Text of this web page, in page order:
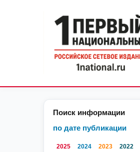
Поиск информации
по дате публикации
2025 2024 2023 2022